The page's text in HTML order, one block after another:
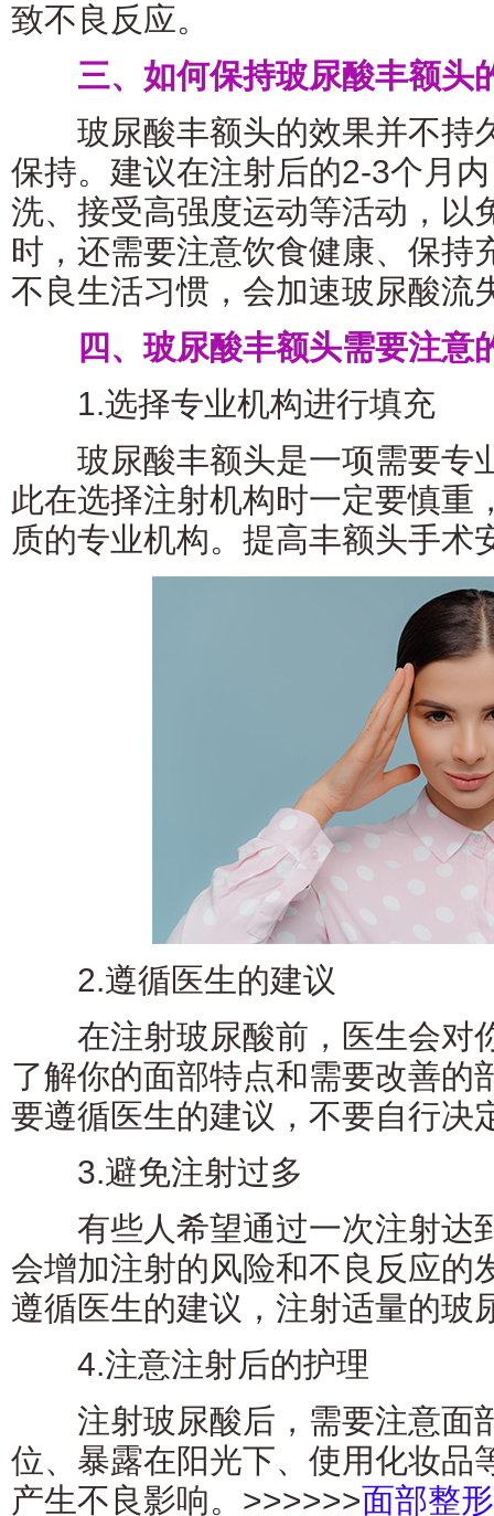
致不良反应。
三、如何保持玻尿酸丰额头
玻尿酸丰额头的效果并不持
保持。建议在注射后的2-3个月
洗、接受高强度运动等活动，以
时，还需要注意饮食健康、保持
不良生活习惯，会加速玻尿酸流
四、玻尿酸丰额头需要注意
1.选择专业机构进行填充
玻尿酸丰额头是一项需要专
此在选择注射机构时一定要慎重
质的专业机构。提高丰额头手术
2.遵循医生的建议
在注射玻尿酸前，医生会对
了解你的面部特点和需要改善的
要遵循医生的建议，不要自行决
3.避免注射过多
有些人希望通过一次注射达
会增加注射的风险和不良反应的
遵循医生的建议，注射适量的玻
4.注意注射后的护理
注射玻尿酸后，需要注意面
位、暴露在阳光下、使用化妆品
产生不良影响。>>>>>>面部整形